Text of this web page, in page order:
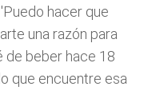
hacer que
una razón para
de beber hace 18
que encuentre esa